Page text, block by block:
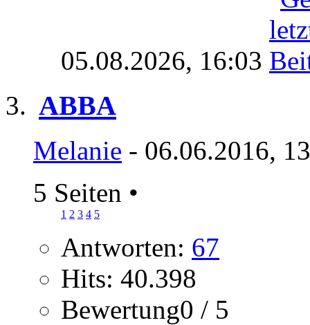
05.08.2026, 16:03
ABBA
Melanie - 06.06.2016,
5 Seiten •
1 2 3 4 5
Antworten: 67
Hits: 40.398
Bewertung0 / 5